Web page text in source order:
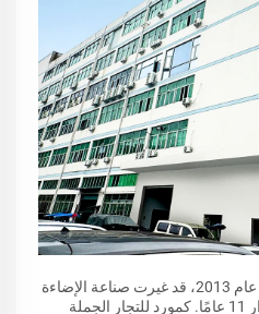
لُميمر لايتنينغ، التي تأسست في عام 2013، قد غيرت صناعة الإضاءة
بمنتجاتها الابتكارية على مدار 11 عامًا. كمورد للتجار الجملة